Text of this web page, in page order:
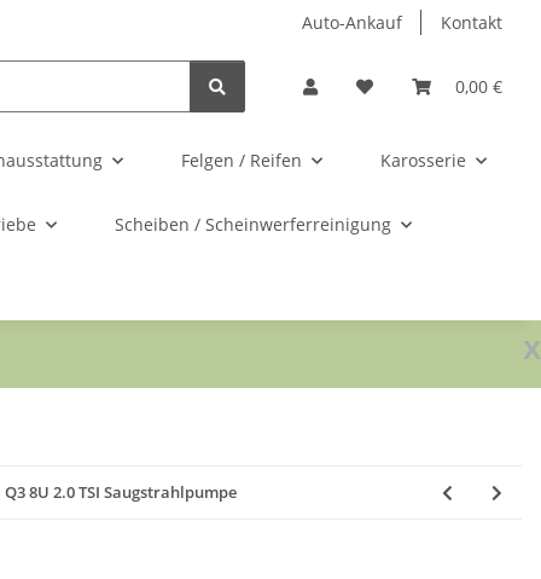
Auto-Ankauf Kontakt
0,00 €
Felgen / Reifen Karosserie
Scheiben / Scheinwerferreinigung
x
8U 2.0 TSI Saugstrahlpumpe